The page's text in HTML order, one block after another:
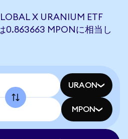
X URANIUM ETF
0.863663 MPONに相当し
URAON
MPON